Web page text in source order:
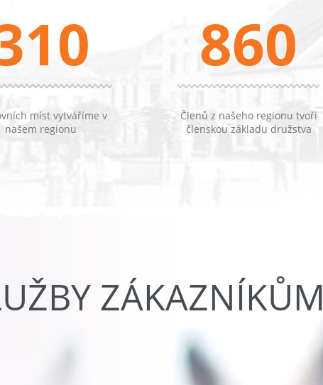
míst vytváříme v
našem regionu
860
Členů z našeho regionu tvoří
členskou základu družstva
ZÁKAZNÍKŮM